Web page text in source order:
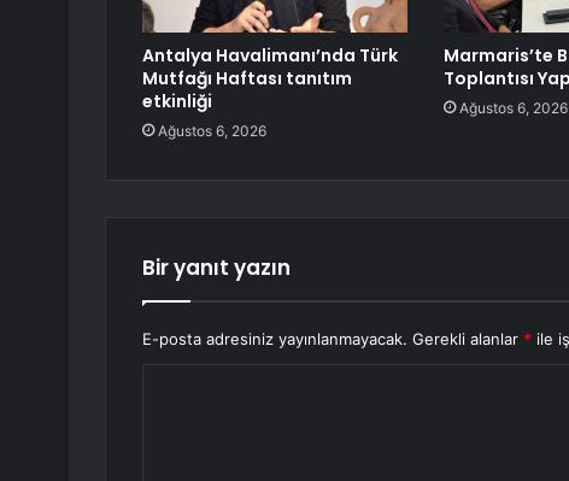
Antalya Havalimanı’nda Türk
Mutfağı Haftası tanıtım
etkinliği
Ağustos 6, 2026
Marmaris’te
Toplantısı
Ağustos 6, 2026
Bir yanıt yazın
E-posta adresiniz yayınlanmayacak. Gerekli alanlar * ile